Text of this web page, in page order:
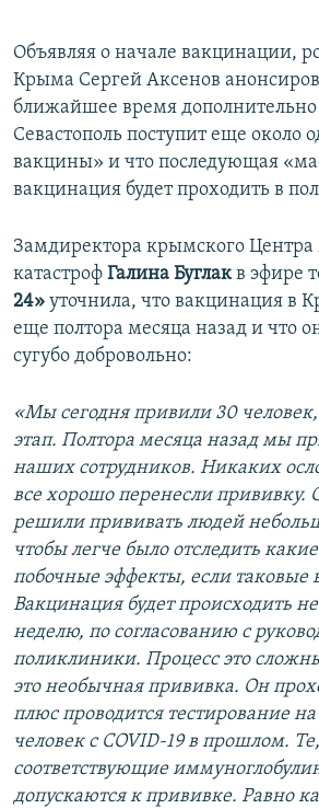
Объявляя о начале вакцинации,
Крыма Сергей Аксенов
ближайшее время
Севастополь поступит еще около
вакцины» и что последующая
вакцинация будет проходить в
Замдиректора крымского
катастроф Галина Буглакв эфире
24» уточнила, что вакцинация в
еще полтора месяца назад и что
сугубо добровольно:
«Мы сегодня привили 30
этап. Полтора месяца назад мы
наших сотрудников. Никаких
все хорошо перенесли прививку.
решили прививать людей
чтобы легче было отследить
побочные эффекты, если таковые
Вакцинация будет происходить
неделю, по согласованию с
поликлиники. Процесс это
это необычная прививка. Он
плюс проводится тестирование на
человек с COVID-19 в прошлом.
соответствующие
допускаются к прививке. Равно